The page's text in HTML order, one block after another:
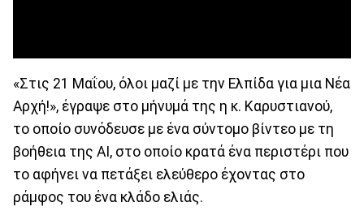
«Στις 21 Μαΐου, όλοι μαζί με την Ελπίδα για μια Νέα
Αρχή!», έγραψε στο μήνυμά της η κ. Καρυστιανού,
το οποίο συνόδευσε με ένα σύντομο βίντεο με τη
βοήθεια της AI, στο οποίο κρατά ένα περιστέρι που
το αφήνει να πετάξει ελεύθερο έχοντας στο
ράμφος του ένα κλάδο ελιάς.